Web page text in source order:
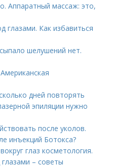
Аппаратный массаж: это,
глазами. Как избавиться
шелушений нет.
дней повторять
эпиляции нужно
после уколов.
инъекций Ботокса?
глаз косметология.
– советы